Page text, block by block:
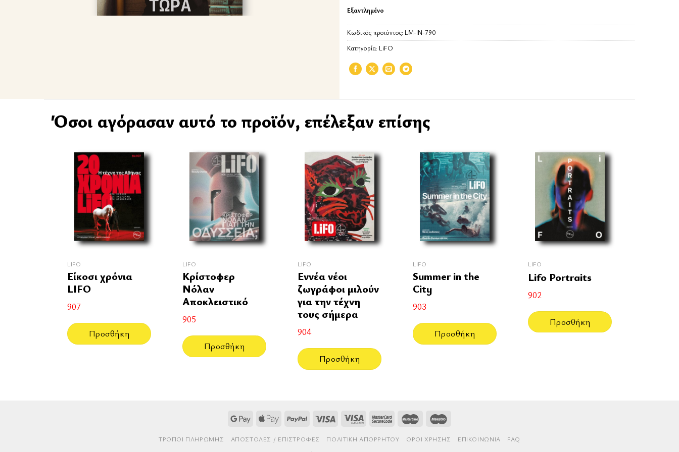
Εξαντλημένο
Κωδικός προϊόντος: LM-IN-790
Κατηγορία: LiFO
Όσοι αγόρασαν αυτό το προϊόν, επέλεξαν επίσης
LIFO
Είκοσι χρόνια
LIFO
907
Προσθήκη
LIFO
Κρίστοφερ
Νόλαν
Αποκλειστικό
905
Προσθήκη
LIFO
Εννέα νέοι
ζωγράφοι μιλούν
για την τέχνη
τους σήμερα
904
Προσθήκη
LIFO
Summer in the
City
903
Προσθήκη
LIFO
Lifo Portraits
902
Προσθήκη
ΤΡΌΠΟΙ ΠΛΗΡΩΜΉΣ AΠΟΣΤΟΛΈΣ / ΕΠΙΣΤΡΟΦΈΣ ΠΟΛΙΤΙΚΉ ΑΠΟΡΡΉΤΟΥ ΌΡΟΙ ΧΡΉΣΗΣ ΕΠΙΚΟΙΝΩΝΊΑ FAQ